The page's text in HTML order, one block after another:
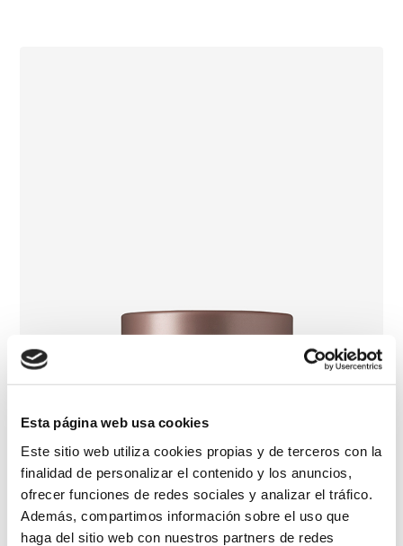
Esta página web usa cookies
Este sitio web utiliza cookies propias y de terceros con la
finalidad de personalizar el contenido y los anuncios,
ofrecer funciones de redes sociales y analizar el tráfico.
Además, compartimos información sobre el uso que
haga del sitio web con nuestros partners de redes